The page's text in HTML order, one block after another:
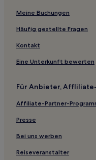
Hotels nahe Strand von
Marmi Hotels
Le Rocchette Hotels
Hotels nahe Monte
Hotels nahe Spiaggia di
La Bandita Hotels
Hotels nahe Strand der
La Pila Hotels
Sant'ilario in Campo
Meine Buchungen
Häufig gestellte Fragen
Kontakt
Eine Unterkunft bewerten
Für Anbieter,
Affiliate-Partner-
Presse
Bei uns werben
Reiseveranstalter